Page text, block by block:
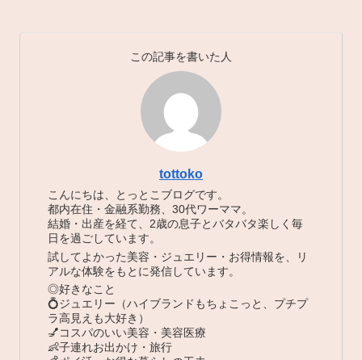
この記事を書いた人
tottoko
こんにちは、とっとこブログです。
都内在住・金融系勤務、30代ワーママ。
結婚・出産を経て、2歳の息子とバタバタ楽しく毎
日を過ごしています。
試してよかった美容・ジュエリー・お得情報を、リ
アルな体験をもとに発信しています。
◎好きなこと
💍ジュエリー（ハイブランドもちょこっと、プチプ
ラ高見えも大好き）
💅コスパのいい美容・美容医療
👶子連れお出かけ・旅行